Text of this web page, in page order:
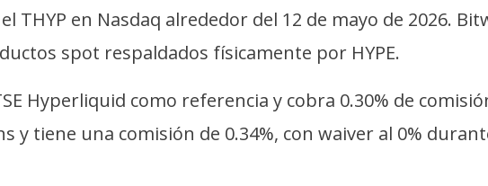
THYP en Nasdaq alrededor del 12 de mayo de 2026.
spot respaldados físicamente por HYPE.
Hyperliquid como referencia y cobra 0.30% de
y tiene una comisión de 0.34%, con waiver al 0%